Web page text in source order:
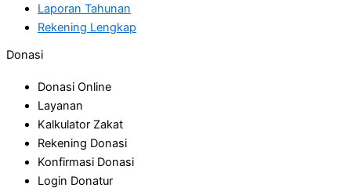
Laporan Tahunan
Rekening Lengkap
Donasi
Donasi Online
Layanan
Kalkulator Zakat
Rekening Donasi
Konfirmasi Donasi
Login Donatur